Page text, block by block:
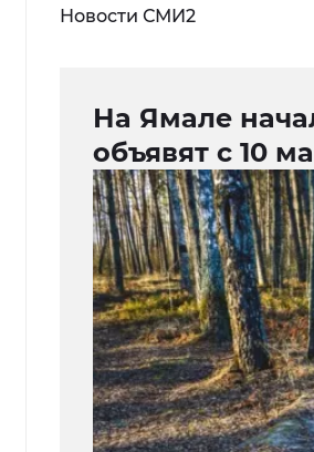
Новости СМИ2
На Ямале
объявят с 10